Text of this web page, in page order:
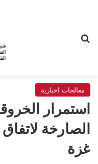
معالجات اخبارية
استمرار
الصارخة
غزة